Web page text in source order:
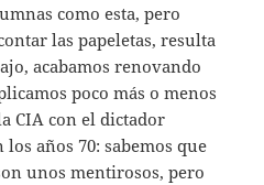
como esta, pero
las papeletas, resulta
acabamos renovando
poco más o menos
CIA con el dictador
años 70: sabemos que
unos mentirosos, pero